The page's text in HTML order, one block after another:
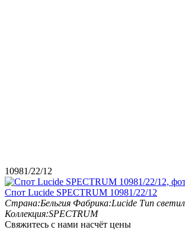
10981/22/12
Спот Lucide SPECTRUM 10981/22/12
Страна:Бельгия Фабрика:Lucide Тип
Коллекция:SPECTRUM
Свяжитесь с нами насчёт цены